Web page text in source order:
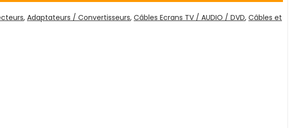
, Adaptateurs / Convertisseurs, Câbles Ecrans TV / AUDIO / DVD, Câbles et